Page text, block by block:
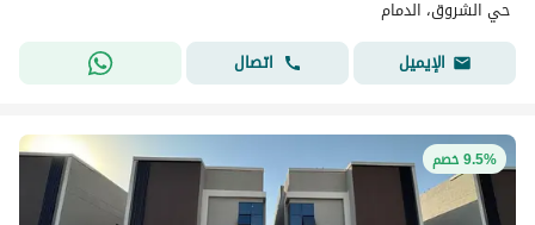
حي الشروق، الدمام
الإيميل
اتصال
9.5% خصم